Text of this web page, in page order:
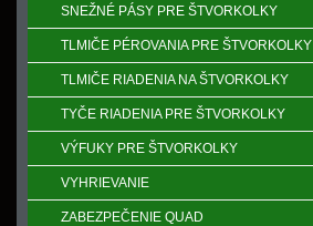
SNEŽNÉ PÁSY PRE ŠTVORKOLKY
TLMIČE PÉROVANIA PRE ŠTVORKOLKY
TLMIČE RIADENIA NA ŠTVORKOLKY
TYČE RIADENIA PRE ŠTVORKOLKY
VÝFUKY PRE ŠTVORKOLKY
VYHRIEVANIE
ZABEZPEČENIE QUAD